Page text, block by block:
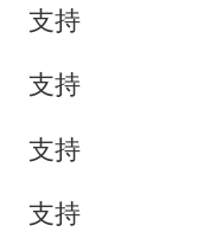
支持
支持
支持
支持